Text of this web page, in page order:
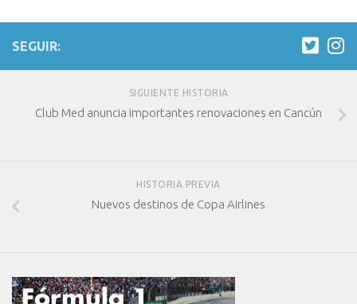
SEGUIR:
SIGUIENTE HISTORIA
Club Med anuncia importantes renovaciones en Cancún
HISTORIA PREVIA
Nuevos destinos de Copa Airlines